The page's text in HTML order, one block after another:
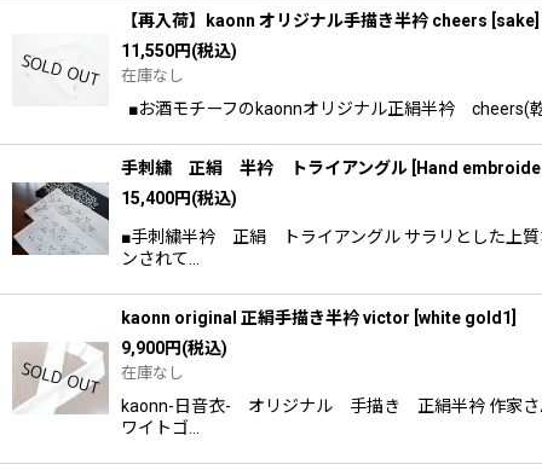
【再入荷】kaonn オリジナル手描き半衿 cheers [sake]
11,550円(税込)
在庫なし
■お酒モチーフのkaonnオリジナル正絹半衿 cheers(
手刺繍 正絹 半衿 トライアングル
Hand
15,400円(税込)
■手刺繍半衿 正絹 トライアングル サラリとした上質
ンされて…
kaonn original 正絹手描き半衿 victor white gold1
9,900円(税込)
在庫なし
kaonn-日音衣- オリジナル 手描き 正絹半衿 作家さ
ワイトゴ…